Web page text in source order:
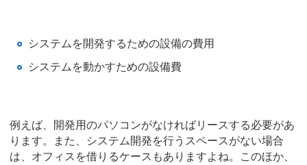
システムを開発するための設備の費用
システムを動かすための設備費
例えば、開発用のパソコンがなければリースする必要があ
ります。また、システム開発を行うスペースがない場合
は、オフィスを借りるケースもありますよね。このほか、